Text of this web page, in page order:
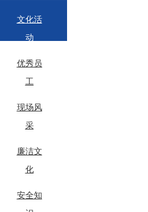
文化活
动
优秀员
工
现场风
采
廉洁文
化
安全知